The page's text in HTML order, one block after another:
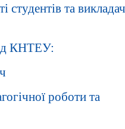
студентів та
КНТЕУ:
роботи та